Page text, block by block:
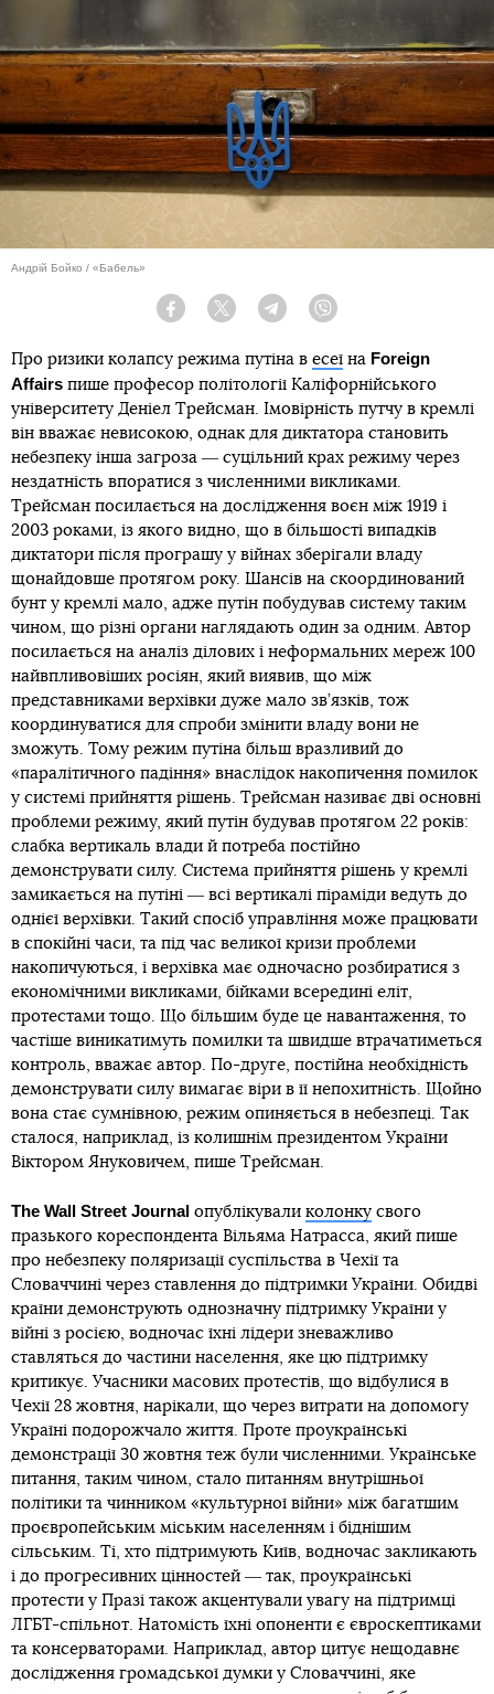
Андрій Бойко / «Бабель»
Facebook Twitter Telegram
Про ризики колапсу режима путіна в есеї на Foreign
Affairs пише професор політології Каліфорнійського
університету Деніел Трейсман. Імовірність путчу в кремлі
він вважає невисокою, однак для диктатора становить
небезпеку інша загроза ― суцільний крах режиму через
нездатність впоратися з численними викликами.
Трейсман посилається на дослідження воєн між 1919 і
2003 роками, із якого видно, що в більшості випадків
диктатори після програшу у війнах зберігали владу
щонайдовше протягом року. Шансів на скоординований
бунт у кремлі мало, адже путін побудував систему таким
чином, що різні органи наглядають один за одним. Автор
посилається на аналіз ділових і неформальних мереж 100
найвпливовіших росіян, який виявив, що між
представниками верхівки дуже мало зв’язків, тож
координуватися для спроби змінити владу вони не
зможуть. Тому режим путіна більш вразливий до
«паралітичного падіння» внаслідок накопичення помилок
у системі прийняття рішень. Трейсман називає дві основні
проблеми режиму, який путін будував протягом 22 років:
слабка вертикаль влади й потреба постійно
демонструвати силу. Система прийняття рішень у кремлі
замикається на путіні ― всі вертикалі піраміди ведуть до
однієї верхівки. Такий спосіб управління може працювати
в спокійні часи, та під час великої кризи проблеми
накопичуються, і верхівка має одночасно розбиратися з
економічними викликами, бійками всередині еліт,
протестами тощо. Що більшим буде це навантаження, то
частіше виникатимуть помилки та швидше втрачатиметься
контроль, вважає автор. По-друге, постійна необхідність
демонструвати силу вимагає віри в її непохитність. Щойно
вона стає сумнівною, режим опиняється в небезпеці. Так
сталося, наприклад, із колишнім президентом України
Віктором Януковичем, пише Трейсман.
The Wall Street Journal опублікували колонку свого
празького кореспондента Вільяма Натрасса, який пише
про небезпеку поляризації суспільства в Чехії та
Словаччині через ставлення до підтримки України. Обидві
країни демонструють однозначну підтримку України у
війні з росією, водночас їхні лідери зневажливо
ставляться до частини населення, яке цю підтримку
критикує. Учасники масових протестів, що відбулися в
Чехії 28 жовтня, нарікали, що через витрати на допомогу
Україні подорожчало життя. Проте проукраїнські
демонстрації 30 жовтня теж були численними. Українське
питання, таким чином, стало питанням внутрішньої
політики та чинником «культурної війни» між багатшим
проєвропейським міським населенням і біднішим
сільським. Ті, хто підтримують Київ, водночас закликають
і до прогресивних цінностей ― так, проукраїнські
протести у Празі також акцентували увагу на підтримці
ЛГБТ-спільнот. Натомість їхні опоненти є євроскептиками
та консерваторами. Наприклад, автор цитує нещодавнє
дослідження громадської думки у Словаччині, яке